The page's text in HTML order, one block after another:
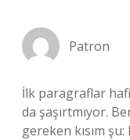
Patron
İlk paragraflar
da şaşırtmıyor.
gereken kısım